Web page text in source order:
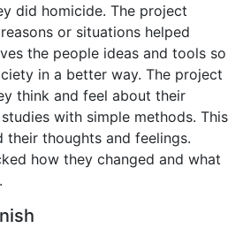
did homicide. The project
or situations helped
the people ideas and tools so
in a better way. The project
think and feel about their
with simple methods. This
their thoughts and feelings.
how they changed and what